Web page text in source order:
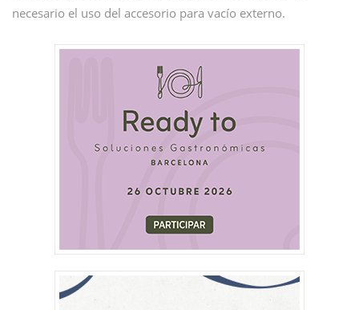
necesario el uso del accesorio para vacío externo.